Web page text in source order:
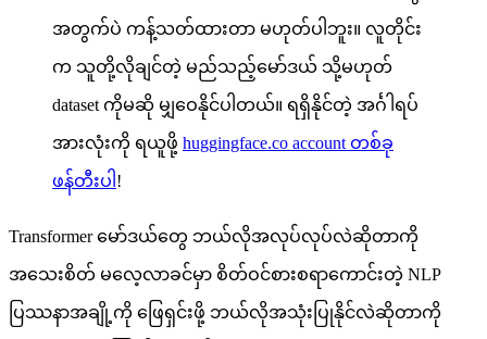
အတွက်ပဲ ကန့်သတ်ထားတာ မဟုတ်ပါဘူး။ လူတိုင်း
က သူတို့လိုချင်တဲ့ မည်သည့်မော်ဒယ် သို့မဟုတ်
dataset ကိုမဆို မျှဝေနိုင်ပါတယ်။ ရရှိနိုင်တဲ့ အင်္ဂါရပ်
အားလုံးကို ရယူဖို့ huggingface.co account တစ်ခု
ဖန်တီးပါ !
Transformer မော်ဒယ်တွေ ဘယ်လိုအလုပ်လုပ်လဲဆိုတာကို
အသေးစိတ် မလေ့လာခင်မှာ စိတ်ဝင်စားစရာကောင်းတဲ့ NLP
ပြဿနာအချို့ကို ဖြေရှင်းဖို့ ဘယ်လိုအသုံးပြုနိုင်လဲဆိုတာကို